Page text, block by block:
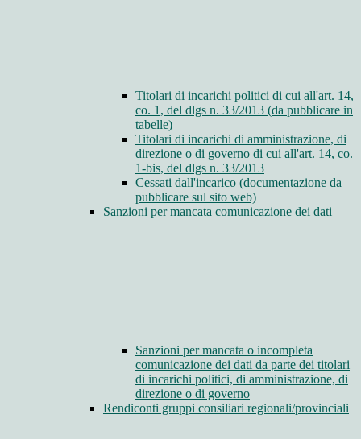
Titolari di incarichi politici di cui all'art. 14,
co. 1, del dlgs n. 33/2013 (da pubblicare in
tabelle)
Titolari di incarichi di amministrazione, di
direzione o di governo di cui all'art. 14, co.
1-bis, del dlgs n. 33/2013
Cessati dall'incarico (documentazione da
pubblicare sul sito web)
Sanzioni per mancata comunicazione dei dati
Sanzioni per mancata o incompleta
comunicazione dei dati da parte dei titolari
di incarichi politici, di amministrazione, di
direzione o di governo
Rendiconti gruppi consiliari regionali/provinciali